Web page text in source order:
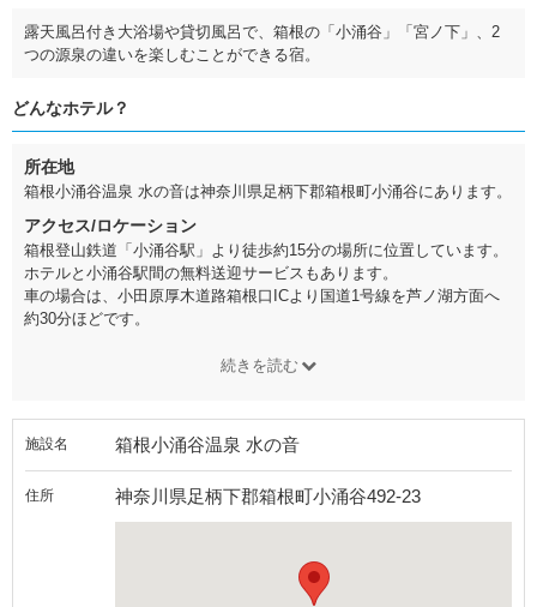
露天風呂付き大浴場や貸切風呂で、箱根の「小涌谷」「宮ノ下」、2
つの源泉の違いを楽しむことができる宿。
どんなホテル？
所在地
箱根小涌谷温泉 水の音は神奈川県足柄下郡箱根町小涌谷にあります。
アクセス/ロケーション
箱根登山鉄道「小涌谷駅」より徒歩約15分の場所に位置しています。
ホテルと小涌谷駅間の無料送迎サービスもあります。
車の場合は、小田原厚木道路箱根口ICより国道1号線を芦ノ湖方面へ
約30分ほどです。
続きを読む
施設名 箱根小涌谷温泉 水の音
住所 神奈川県足柄下郡箱根町小涌谷492-23